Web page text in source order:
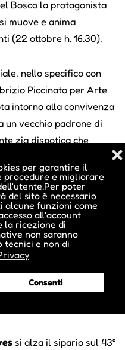
per garantire il
e migliorare
poter
del sito è necessario
alcune funzioni come
all'account
la ricezione di
non saranno
tecnici e non di
Consenti
❌
Bosco la protagonista
muove e anima
(22 ottobre h. 16.30).
nello specifico con
Piccinato per Arte
intorno alla convivenza
un vecchio padrone di
zia dispotica che
e un invadente tecnico
capaci di
(9 ottobre h. 16.30).
di Tesero si
… in 80 minuti, vale a
rappresentative,
coreografici,
della compagnia attiva
si alza il sipario sul 43°